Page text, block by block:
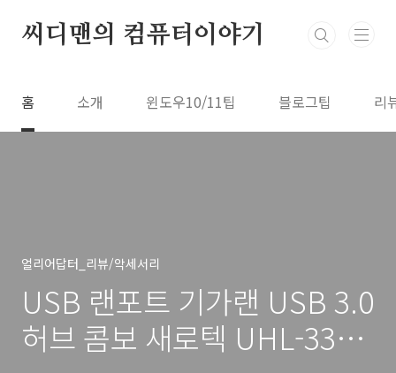
씨디맨의 컴퓨터이야기
홈 소개 윈도우10/11팁 블로그팁 리
얼리어답터_리뷰/악세서리
USB 랜포트 기가랜 USB 3.0
허브 콤보 새로텍 UHL-331G